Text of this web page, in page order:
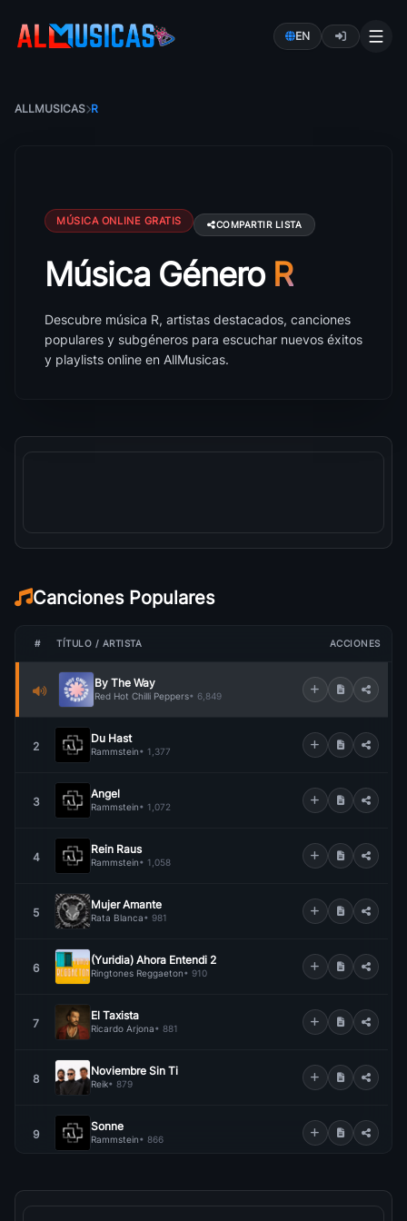
EN
ALLMUSICAS R
MÚSICA ONLINE GRATIS COMPARTIR LISTA
Música R: canciones, artistas y éxitos
Música Género R
Descubre música R, artistas destacados, canciones
populares y subgéneros para escuchar nuevos éxitos
y playlists online en AllMusicas.
Canciones Populares
# TÍTULO / ARTISTA ACCIONES
By The Way
Red Hot Chilli Peppers• 6,849
2
Du Hast
Rammstein• 1,377
3
Angel
Rammstein• 1,072
4
Rein Raus
Rammstein• 1,058
5
Mujer Amante
Rata Blanca• 981
6
(Yuridia) Ahora Entendi 2
Ringtones Reggaeton• 910
7
El Taxista
Ricardo Arjona• 881
8
Noviembre Sin Ti
Reik• 879
9
Sonne
Rammstein• 866
10 Ricardo Arjona• 814